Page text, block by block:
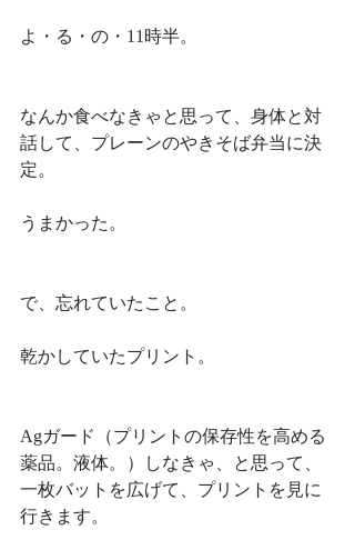
よ・る・の・11時半。
なんか食べなきゃと思って、身体と対
話して、プレーンのやきそば弁当に決
定。
うまかった。
で、忘れていたこと。
乾かしていたプリント。
Agガード（プリントの保存性を高める
薬品。液体。）しなきゃ、と思って、
一枚バットを広げて、プリントを見に
行きます。